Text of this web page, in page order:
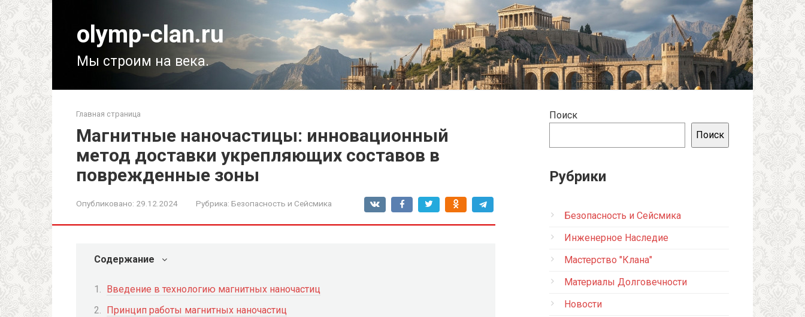
olymp-clan.ru
Мы строим на века.
Главная страница
Магнитные наночастицы: инновационный
метод доставки укрепляющих составов в
поврежденные зоны
Опубликовано: 29.12.2024 Рубрика: Безопасность и Сейсмика
Содержание
Введение в технологию магнитных наночастиц
Принцип работы магнитных наночастиц
Поиск
Поиск
Рубрики
Безопасность и Сейсмика
Инженерное Наследие
Мастерство "Клана"
Материалы Долговечности
Новости